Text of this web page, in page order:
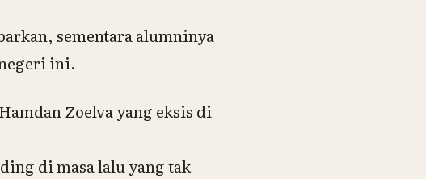
sementara alumninya
ini.
Zoelva yang eksis di
di masa lalu yang tak